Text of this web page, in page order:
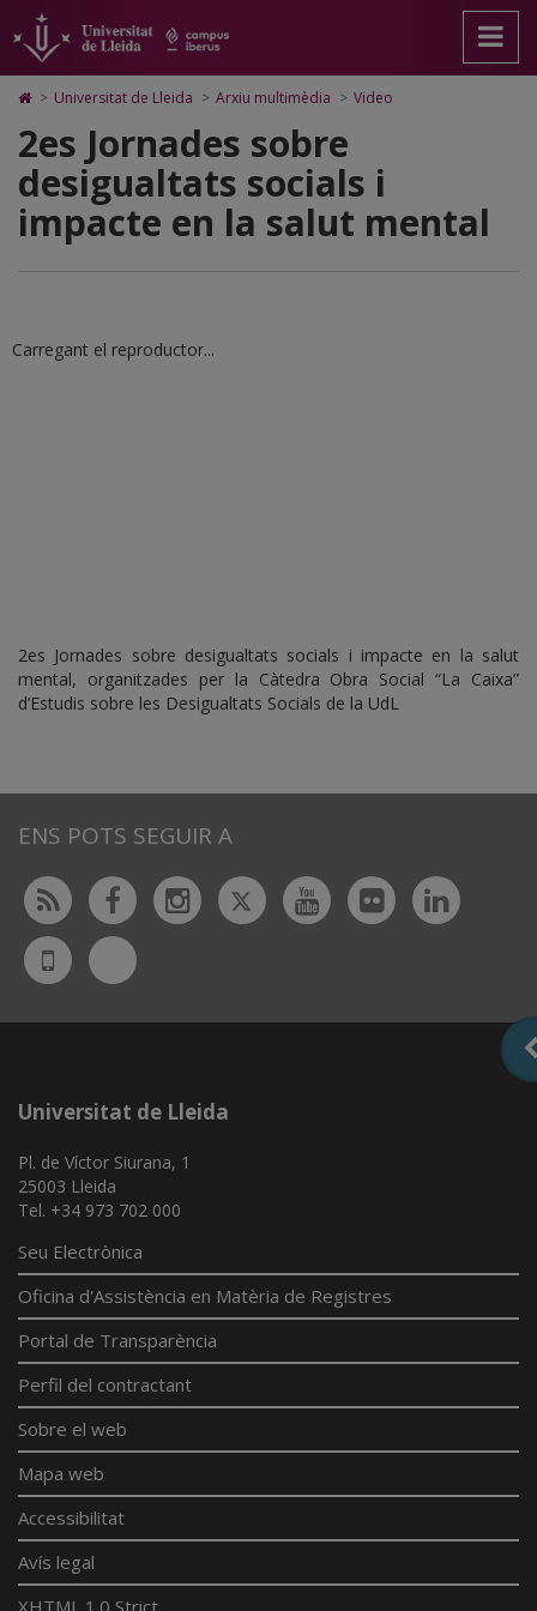
2es
Jornades
sobre
desigualtats
socials
impacte
la
salut
pàgina
principal.
Universitat
Lleida
contingut
principal
pàgina
Mapa
Web.
Universitat
Lleida
Cerca
Accessibilitat.
Universitat
Lleida
Icono
Home
para
ir
a
la
página
> Universitat de Lleida > Arxiu multimèdia > Video
2es Jornades sobre
desigualtats socials i
impacte en la salut mental
Carregant el reproductor...
2es Jornades sobre desigualtats socials i impacte en la salut
mental, organitzades per la Càtedra Obra Social “La Caixa”
d’Estudis sobre les Desigualtats Socials de la UdL
ENS POTS SEGUIR A
Rss FacebookInstagram
TwitterYoutubeFlickr
UdL
App
Bluesky
Universitat de Lleida
Pl. de Víctor Siurana, 1
25003 Lleida
Tel. +34 973 702 000
Seu Electrònica
Oficina d'Assistència en Matèria de Registres
Portal de Transparència
Perfil del contractant
Sobre el web
Mapa web
Accessibilitat
Avís legal